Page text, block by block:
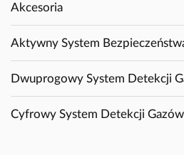
Akcesoria
Aktywny System
Dwuprogowy System Detekcji
Cyfrowy System Detekcji Gazów